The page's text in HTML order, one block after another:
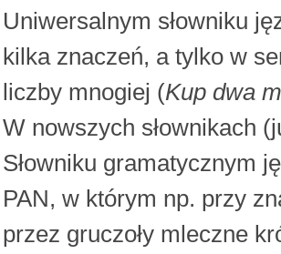
Uniwersalnym słowniku
kilka znaczeń, a tylko w
liczby mnogiej (Kup dwa
W nowszych słownikach
Słowniku gramatycznym
PAN, w którym np. przy
przez gruczoły mleczne